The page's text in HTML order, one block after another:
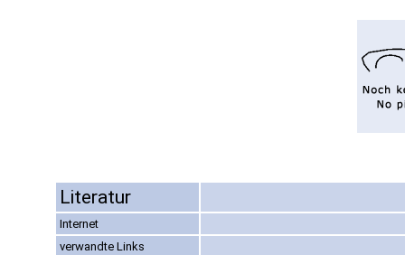
Literatur
Internet
verwandte Links